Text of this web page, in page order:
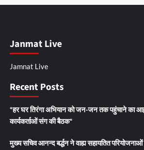
Janmat Live
Jamnat Live
Recent Posts
*हर घर तिरंगा अभियान को जन-जन तक पहुंचाने का
कार्यकर्ताओं संग की बैठक*
मुख्य सचिव आनन्द बर्द्धन ने वाह्य सहायतित परियोजनाओं